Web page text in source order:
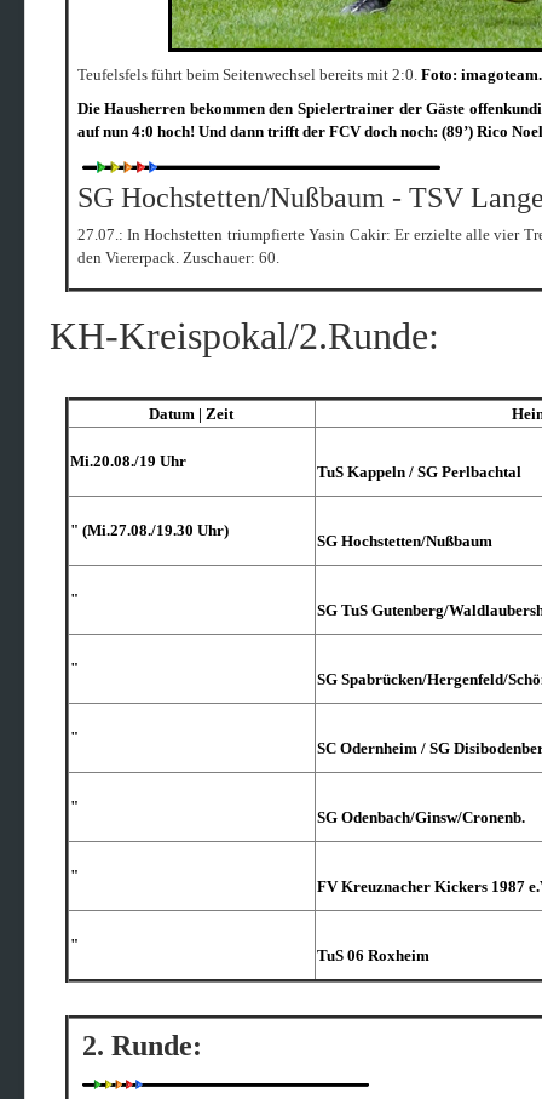
Teufelsfels führt beim Seitenwechsel bereits mit 2:0. Foto:
Die Hausherren bekommen den Spielertrainer der Gäste
auf nun 4:0 hoch! Und dann trifft der FCV doch noch: (89’) Rico
SG Hochstetten/Nußbaum - TSV
27.07.: In Hochstetten triumpfierte Yasin Cakir: Er erzielte alle vier
den Viererpack. Zuschauer: 60.
KH-Kreispokal/2.Runde:
Datum | Zeit
Mi.20.08./19 Uhr
TuS Kappeln /​ SG Perlbachtal
" (Mi.27.08./19.30 Uhr)
SG Hochstetten/​Nußbaum
"
SG TuS Gutenberg/​
"
SG Spabrücken/​Hergenfeld/​
"
SC Odernheim /​ SG
"
SG Odenbach/​Ginsw/​Cronenb.
"
FV Kreuznacher Kickers 1987
"
TuS 06 Roxheim
2. Runde: